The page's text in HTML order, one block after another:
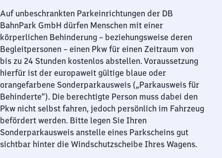
Auf unbeschrankten Parkeinrichtungen der DB
BahnPark GmbH dürfen Menschen mit einer
körperlichen Behinderung – beziehungsweise deren
Begleitpersonen – einen Pkw für einen Zeitraum von
bis zu 24 Stunden kostenlos abstellen. Voraussetzung
hierfür ist der europaweit gültige blaue oder
orangefarbene Sonderparkausweis („Parkausweis für
Behinderte“). Die berechtigte Person muss dabei den
Pkw nicht selbst fahren, jedoch persönlich im Fahrzeug
befördert werden. Bitte legen Sie Ihren
Sonderparkausweis anstelle eines Parkscheins gut
sichtbar hinter die Windschutzscheibe Ihres Wagens.